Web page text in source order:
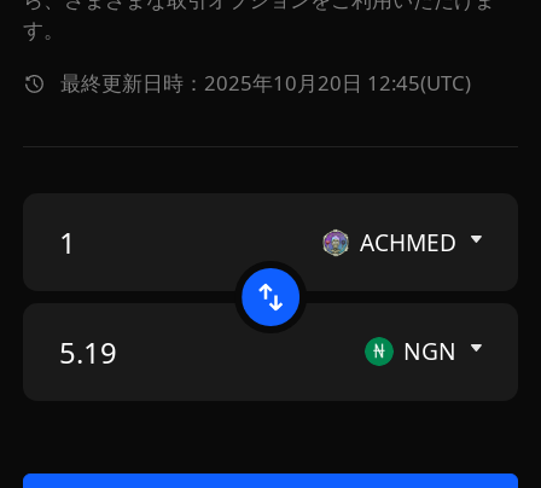
す。
最終更新日時：2025年10月20日 12:45(UTC)
ACHMED
NGN